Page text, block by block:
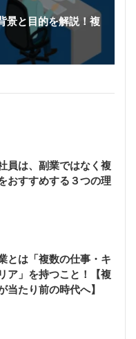
景と目的を解説！複
員は、副業ではなく複
おすすめする３つの理
とは「複数の仕事・キ
ア」を持つこと！【複
当たり前の時代へ】